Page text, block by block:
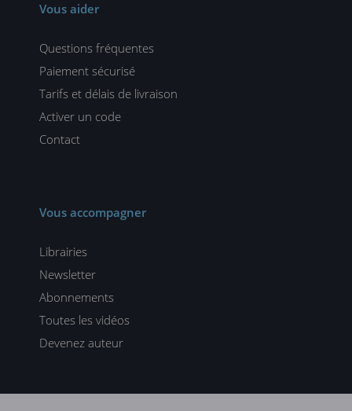
Vous aider
Questions fréquentes
Paiement sécurisé
Tarifs et délais de livraison
Activer un code
Contact
Vous accompagner
Librairies
Newsletter
Abonnements
Toutes les vidéos
Devenez auteur